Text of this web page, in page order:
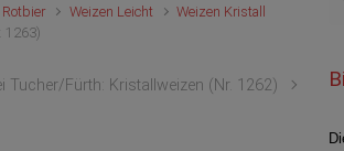
Rotbier Weizen Leicht
Weizen Kristall
1263)
Tucher/Fürth: Kristallweizen (Nr. 1262)